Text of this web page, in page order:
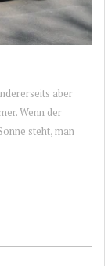
aber
Wenn der
steht, man